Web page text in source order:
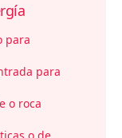
para
para
o roca